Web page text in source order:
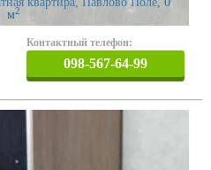
м2
Контактный телефон:
098-567-64-99